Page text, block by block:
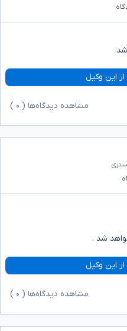
این وکیل
مشاهده دیدگاه‌ها ( ۰
شد .
این وکیل
مشاهده دیدگاه‌ها ( ۰